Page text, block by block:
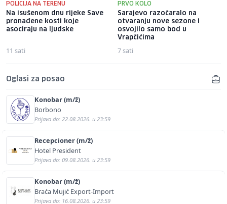
POLICIJA NA TERENU
Na isušenom dnu rijeke Save
pronađene kosti koje
asociraju na ljudske
11 sati
PRVO KOLO
Sarajevo razočaralo na
otvaranju nove sezone i
osvojilo samo bod u
Vrapčićima
7 sati
Oglasi za posao
Konobar (m/ž)
Borbono
Prijava do: 22.08.2026. u 23:59
Recepcioner (m/ž)
Hotel President
Prijava do: 09.08.2026. u 23:59
Konobar (m/ž)
Braća Mujić Export-Import
Prijava do: 16.08.2026. u 23:59